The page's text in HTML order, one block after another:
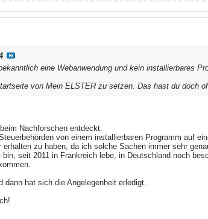
eine Webanwendung und kein installierbares
von Mein ELSTER zu setzen. Das hast du doch
Nachforschen entdeckt.
von einem installierbaren Programm auf
zu haben, da ich solche Sachen immer sehr
bin, seit 2011 in Frankreich lebe, in Deutschland noch
dann hat sich die Angelegenheit erledigt.